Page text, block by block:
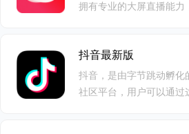
拥有专业的大屏直播能
抖音最新版
抖音，是由字节跳动孵
社区平台，用户可以通